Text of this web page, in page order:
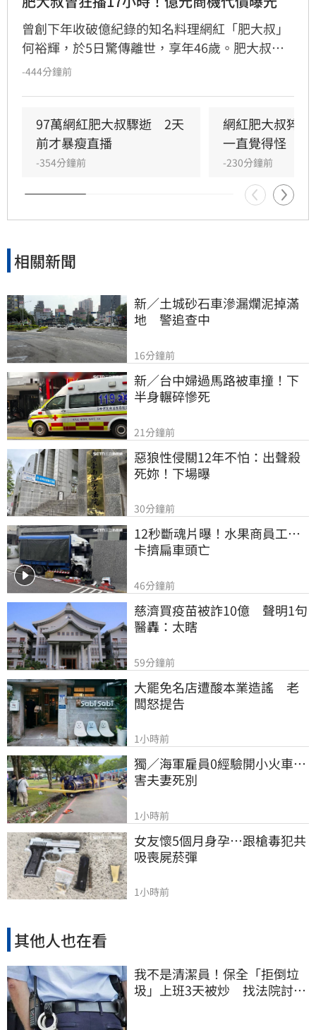
曾創下年收破億紀錄的知名料理網紅「肥大叔」
何裕輝，於5日驚傳離世，享年46歲。肥大叔非
科班出身，憑藉親切風格從直播起家，成功打造
紀錄，凡事親力親為導致身體負荷過大。粉絲回
顧他生前最後一次直播，發現其身形消瘦且氣色
不佳，對於他疑似過勞離世感到萬分震驚與遺
憾。此事件也再次引發外界對於高強度工作與健
康管理的深層反思，提醒大眾在追求事業成就之
餘，應更加重視身體負荷，避免過勞帶來的沉重
-444分鐘前
97萬網紅肥大叔驟逝　2天
前才暴瘦直播
-354分鐘前
網紅肥大叔猝
一直覺得怪
-230分鐘前
相關新聞
新／土城砂石車滲漏爛泥掉滿
地　警追查中
16分鐘前
新／台中婦過馬路被車撞！下
半身輾碎慘死
21分鐘前
惡狼性侵關12年不怕：出聲殺
死妳！下場曝
30分鐘前
12秒斷魂片曝！水果商員工…
卡擠扁車頭亡
46分鐘前
慈濟買疫苗被詐10億　聲明1句
醫轟：太瞎
59分鐘前
大罷免名店遭酸本業造謠　老
闆怒提告
1小時前
獨／海軍雇員0經驗開小火車…
害夫妻死別
1小時前
女友懷5個月身孕…跟槍毒犯共
吸喪屍菸彈
1小時前
其他人也在看
我不是清潔員！保全「拒倒垃
圾」上班3天被炒 找法院討公